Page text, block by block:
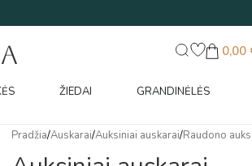
0,00
ŽIEDAI GRANDINĖLĖS
Pradžia/Auskarai/Auksiniai auskarai/Raudono